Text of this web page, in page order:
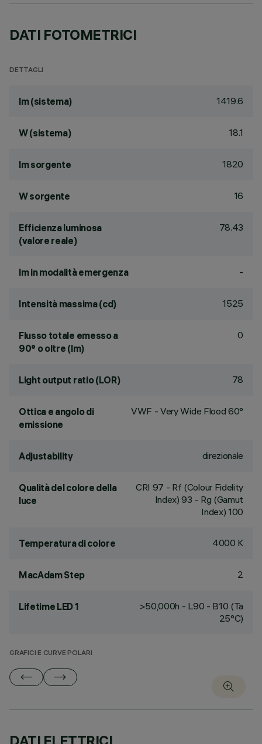
DATI FOTOMETRICI
DETTAGLI
lm (sistema) 1419.6
W (sistema) 18.1
lm sorgente 1820
W sorgente 16
Efficienza luminosa
(valore reale)
78.43
lm in modalità emergenza -
Intensità massima (cd) 1525
Flusso totale emesso a
90° o oltre (lm)
0
Light output ratio (LOR) 78
Ottica e angolo di
emissione
VWF - Very Wide Flood 60°
Adjustability direzionale
Qualità del colore della
luce
CRI 97 - Rf (Colour Fidelity
Index) 93 - Rg (Gamut
Index) 100
Temperatura di colore 4000 K
MacAdam Step 2
Lifetime LED 1
>50,000h - L90 - B10 (Ta
25°C)
GRAFICI E CURVE POLARI
DATI ELETTRICI